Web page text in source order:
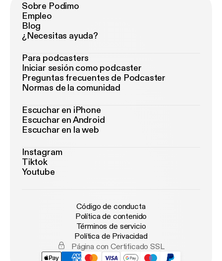
Sobre Podimo
Empleo
Blog
¿Necesitas ayuda?
Para podcasters
Iniciar sesión como podcaster
Preguntas frecuentes de Podcaster
Normas de la comunidad
Escuchar en iPhone
Escuchar en Android
Escuchar en la web
Instagram
Tiktok
Youtube
Código de conducta
Política de contenido
Términos de servicio
Política de Privacidad
Página con Certificado SSL